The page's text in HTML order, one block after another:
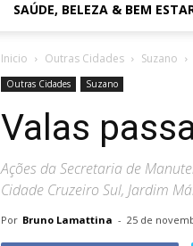
SAÚDE, BELEZA & BEM
Inicio Outras Cidades Suzano
Outras Cidades Suzano
Valas
Ações da Secretaria de
Cidade Cruzeiro Sul, Jardim
Por Bruno Lamattina - 25 de